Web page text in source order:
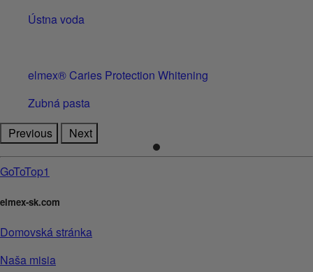
Ústna voda
elmex® Caries Protection Whitening
Zubná pasta
Previous
Next
GoToTop1
elmex-sk.com
Domovská stránka
Naša misia